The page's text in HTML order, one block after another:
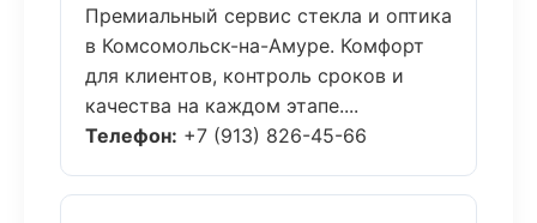
Премиальный сервис стекла и оптика
в Комсомольск-на-Амуре. Комфорт
для клиентов, контроль сроков и
качества на каждом этапе....
Телефон: +7 (913) 826-45-66